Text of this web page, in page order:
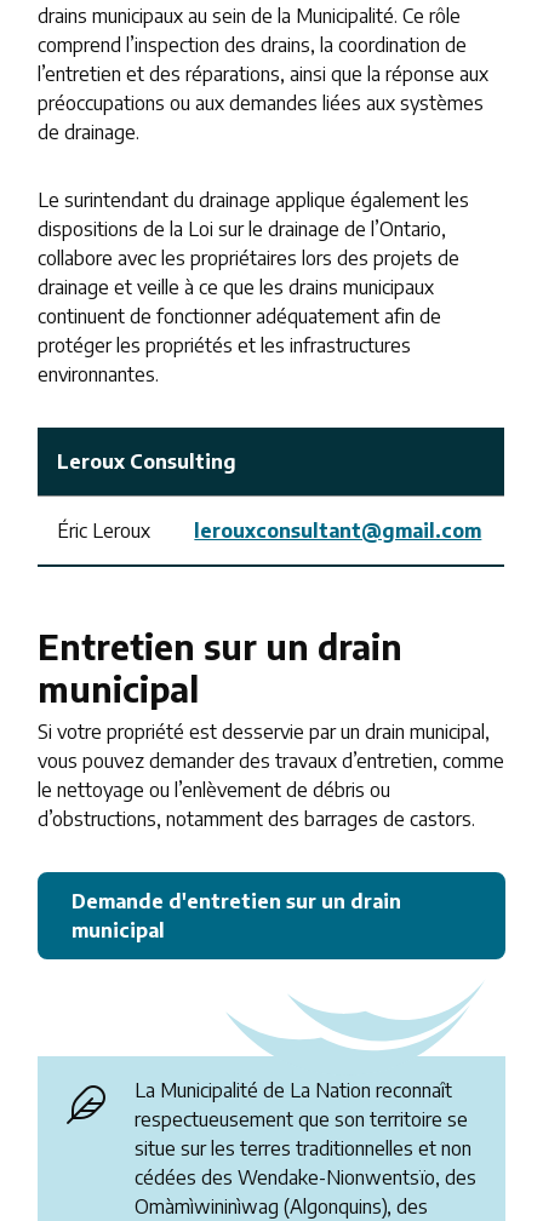
drains municipaux au sein de la Municipalité. Ce rôle
comprend l’inspection des drains, la coordination de
l’entretien et des réparations, ainsi que la réponse aux
préoccupations ou aux demandes liées aux systèmes
de drainage.
Le surintendant du drainage applique également les
dispositions de la Loi sur le drainage de l’Ontario,
collabore avec les propriétaires lors des projets de
drainage et veille à ce que les drains municipaux
continuent de fonctionner adéquatement afin de
protéger les propriétés et les infrastructures
environnantes.
Leroux Consulting
Éric Leroux lerouxconsultant@gmail.com
Entretien sur un drain
municipal
Si votre propriété est desservie par un drain municipal,
vous pouvez demander des travaux d’entretien, comme
le nettoyage ou l’enlèvement de débris ou
d’obstructions, notamment des barrages de castors.
Demande d'entretien sur un drain
municipal
La Municipalité de La Nation reconnaît
respectueusement que son territoire se
situe sur les terres traditionnelles et non
cédées des Wendake-Nionwentsïo, des
Omàmìwininìwag (Algonquins), des